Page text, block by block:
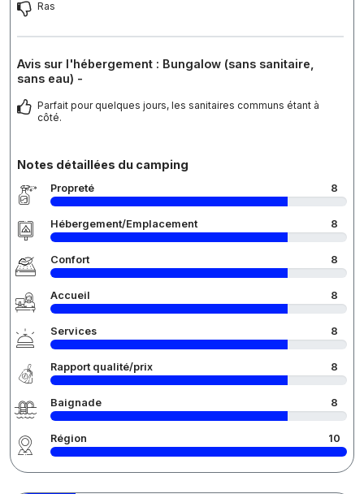
Ras
Avis sur l'hébergement : Bungalow (sans sanitaire,
sans eau) -
Parfait pour quelques jours, les sanitaires communs étant à
côté.
Notes détaillées du camping
Propreté 8
Hébergement/Emplacement 8
Confort 8
Accueil 8
Services 8
Rapport qualité/prix 8
Baignade 8
Région 10